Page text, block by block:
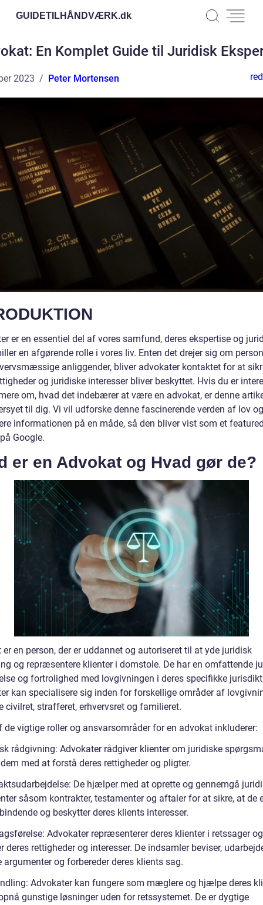
GUIDETILHÅNDVÆRK.dk
En Komplet Guide til Juridisk
2023 Peter Mortensen
er en essentiel del af vores samfund, deres ekspertise og
en afgørende rolle i vores liv. Enten det drejer sig om
anliggender, bliver advokater kontaktet for at
og juridiske interesser bliver beskyttet. Hvis du er
om, hvad det indebærer at være en advokat, er denne
til dig. Vi vil udforske denne fascinerende verden af lov og
informationen på en måde, så den bliver vist som et
Google.
er en Advokat og Hvad gør de?
er en person, der er uddannet og autoriseret til at yde juridisk
og repræsentere klienter i domstole. De har en omfattende
og fortrolighed med lovgivningen i deres specifikke
kan specialisere sig inden for forskellige områder af
civilret, strafferet, erhvervsret og familieret.
de vigtige roller og ansvarsområder for en advokat inkluderer:
rådgivning: Advokater rådgiver klienter om juridiske
med at forstå deres rettigheder og pligter.
De hjælper med at oprette og gennemgå
såsom kontrakter, testamenter og aftaler for at sikre, at de
og beskytter deres klients interesser.
Advokater repræsenterer deres klienter i retssager og
deres rettigheder og interesser. De indsamler beviser,
argumenter og forbereder deres klients sag.
Advokater kan fungere som mæglere og hjælpe deres
gunstige løsninger uden for retssystemet. De er dygtige